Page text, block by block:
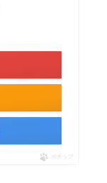
ポチップ